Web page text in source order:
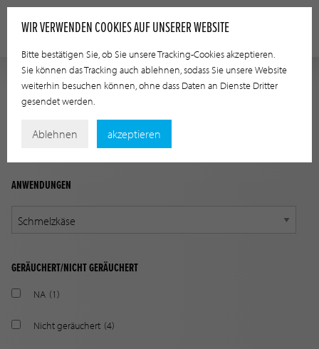
ANWENDUNGSLEITFADEN
Finden Sie mithilfe der unten stehenden Optionen das
korrekte Produkt für Ihre Anwendung
ANWENDUNGEN
GERÄUCHERT/NICHT GERÄUCHERT
NA (1)
Nicht geräuchert (4)
WIR VERWENDEN COOKIES AUF UNSERER WEBSITE
Bitte bestätigen Sie, ob Sie unsere Tracking-Cookies akzeptieren.
Sie können das Tracking auch ablehnen, sodass Sie unsere Website
weiterhin besuchen können, ohne dass Daten an Dienste Dritter
gesendet werden.
Ablehnen akzeptieren